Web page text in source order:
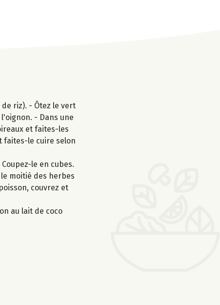
de riz). - Ôtez le vert
- Dans une
et faites-les
faites-le cuire selon
le en cubes.
moitié des herbes
couvrez et
au lait de coco